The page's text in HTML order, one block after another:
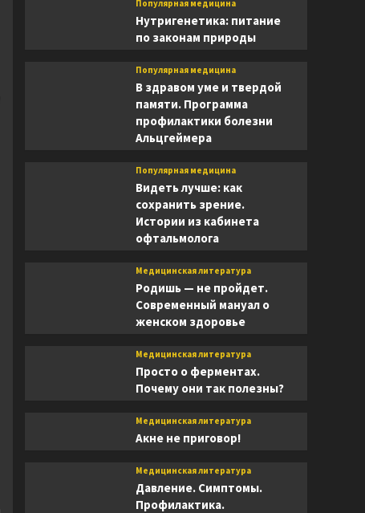
Популярная медицина
Нутригенетика: питание
по законам природы
Популярная медицина
В здравом уме и твердой
памяти. Программа
профилактики болезни
Альцгеймера
Популярная медицина
Видеть лучше: как
сохранить зрение.
Истории из кабинета
офтальмолога
Медицинская литература
Родишь — не пройдет.
Современный мануал о
женском здоровье
Медицинская литература
Просто о ферментах.
Почему они так полезны?
Медицинская литература
Акне не приговор!
Медицинская литература
Давление. Симптомы.
Профилактика.